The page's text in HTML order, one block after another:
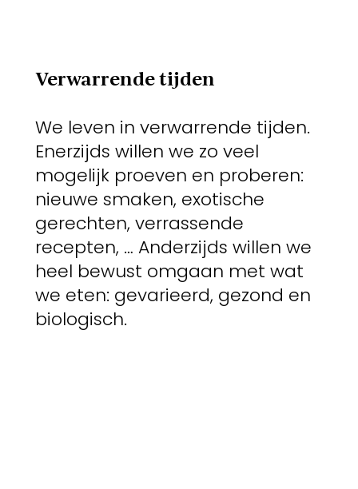
Verwarrende tijden
We leven in verwarrende tijden.
Enerzijds willen we zo veel
mogelijk proeven en proberen:
nieuwe smaken, exotische
gerechten, verrassende
recepten, … Anderzijds willen we
heel bewust omgaan met wat
we eten: gevarieerd, gezond en
biologisch.